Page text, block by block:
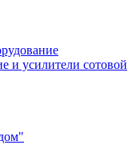
и усилители сотовой